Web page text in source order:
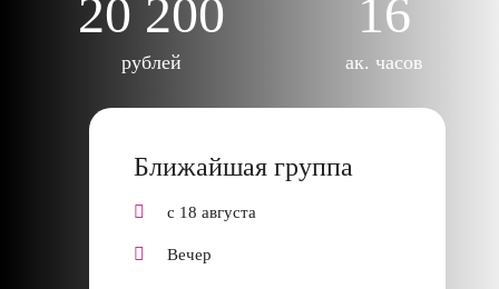
20 200
рублей
16
ак. часов
Ближайшая группа
с 18 августа
Вечер